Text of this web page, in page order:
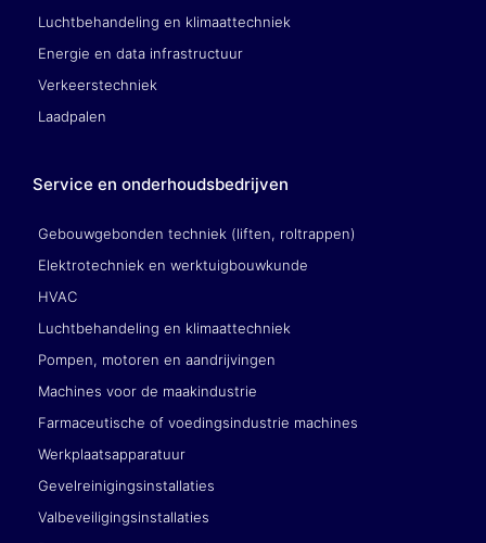
Luchtbehandeling en klimaattechniek
Energie en data infrastructuur
Verkeerstechniek
Laadpalen
Service en onderhoudsbedrijven
Gebouwgebonden techniek (liften, roltrappen)
Elektrotechniek en werktuigbouwkunde
HVAC
Luchtbehandeling en klimaattechniek
Pompen, motoren en aandrijvingen
Machines voor de maakindustrie
Farmaceutische of voedingsindustrie machines
Werkplaatsapparatuur
Gevelreinigingsinstallaties
Valbeveiligingsinstallaties